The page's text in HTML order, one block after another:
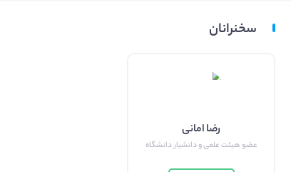
سخنرانان
رضا امانی
عضو هیئت علمی و دانشیار دانشگاه